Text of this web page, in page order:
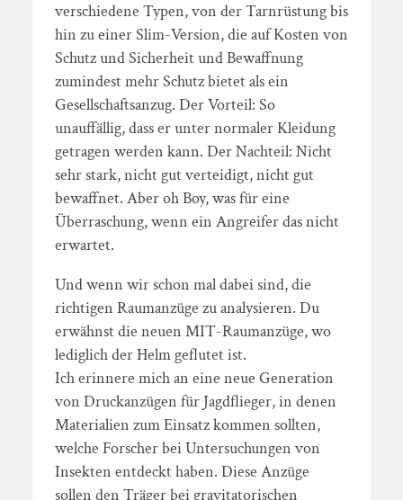
verschiedene Typen, von der Tarnrüstung bis
hin zu einer Slim-Version, die auf Kosten von
Schutz und Sicherheit und Bewaffnung
zumindest mehr Schutz bietet als ein
Gesellschaftsanzug. Der Vorteil: So
unauffällig, dass er unter normaler Kleidung
getragen werden kann. Der Nachteil: Nicht
sehr stark, nicht gut verteidigt, nicht gut
bewaffnet. Aber oh Boy, was für eine
Überraschung, wenn ein Angreifer das nicht
erwartet.
Und wenn wir schon mal dabei sind, die
richtigen Raumanzüge zu analysieren. Du
erwähnst die neuen MIT-Raumanzüge, wo
lediglich der Helm geflutet ist.
Ich erinnere mich an eine neue Generation
von Druckanzügen für Jagdflieger, in denen
Materialien zum Einsatz kommen sollten,
welche Forscher bei Untersuchungen von
Insekten entdeckt haben. Diese Anzüge
sollen den Träger bei gravitatorischen